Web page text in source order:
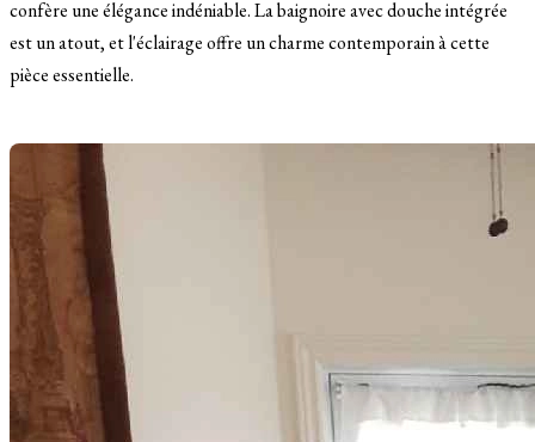
confère une élégance indéniable. La baignoire avec douche intégrée
est un atout, et l'éclairage offre un charme contemporain à cette
pièce essentielle.